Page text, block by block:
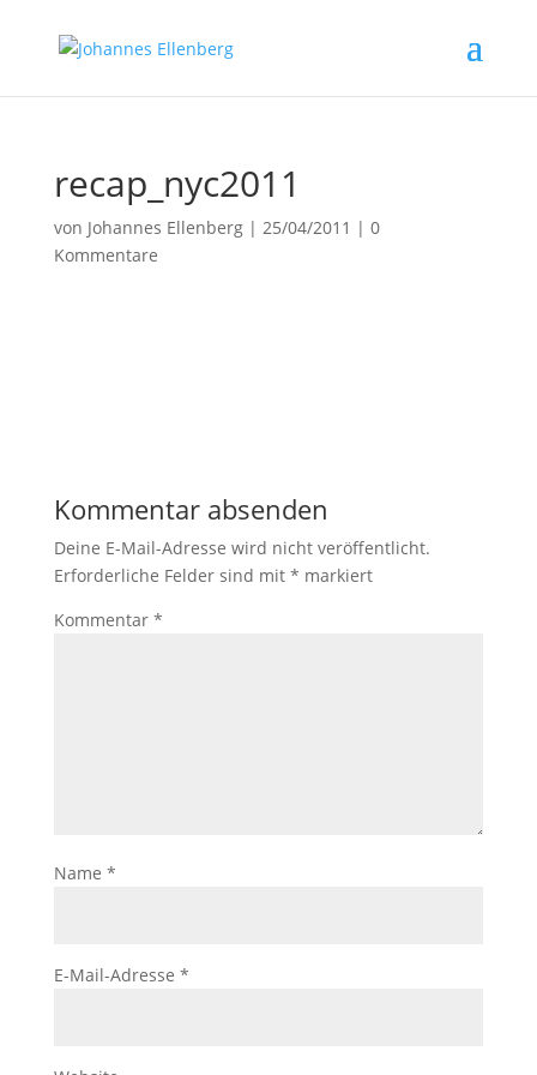
recap_nyc2011
von Johannes Ellenberg| 25/04/2011 | 0
Kommentare
Kommentar absenden
Deine E-Mail-Adresse wird nicht veröffentlicht.
Erforderliche Felder sind mit * markiert
Kommentar *
Name *
E-Mail-Adresse *